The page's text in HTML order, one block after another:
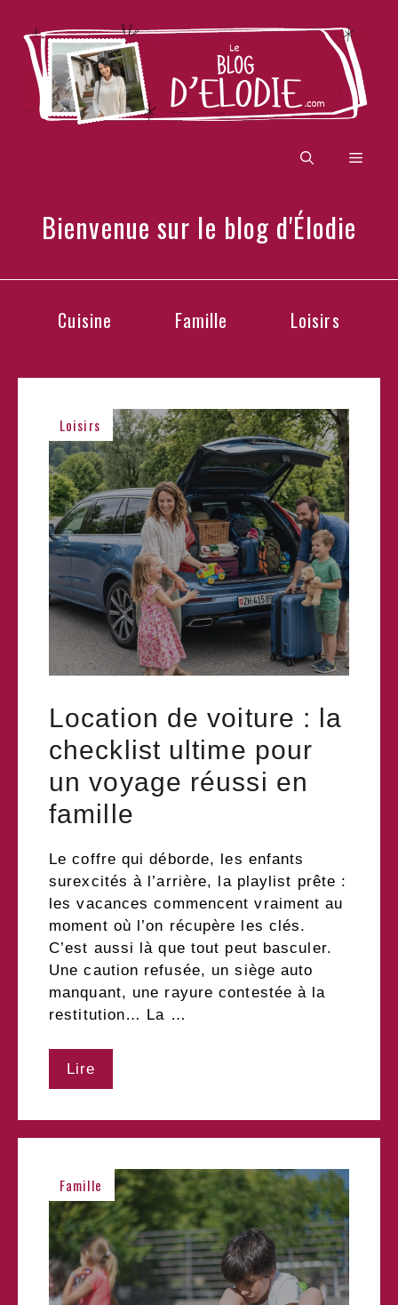
contenu
Menu
Bienvenue sur le blog d'Élodie
Cuisine Famille Loisirs
Loisirs
Location de voiture : la
checklist ultime pour
un voyage réussi en
famille
Le coffre qui déborde, les enfants
surexcités à l’arrière, la playlist prête :
les vacances commencent vraiment au
moment où l’on récupère les clés.
C’est aussi là que tout peut basculer.
Une caution refusée, un siège auto
manquant, une rayure contestée à la
restitution… La …
Lire
Famille